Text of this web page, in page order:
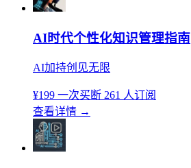
AI时代个性化知识管理指南
AI加持创见无限
¥199 一次买断 261 人订阅
查看详情 →